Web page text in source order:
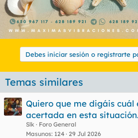
Debes iniciar sesión o registrarte
Temas similares
Quiero que me digáis cuál
acertada en esta situación.
Slk
Foro General
Masunos 124 29 Jul 2026